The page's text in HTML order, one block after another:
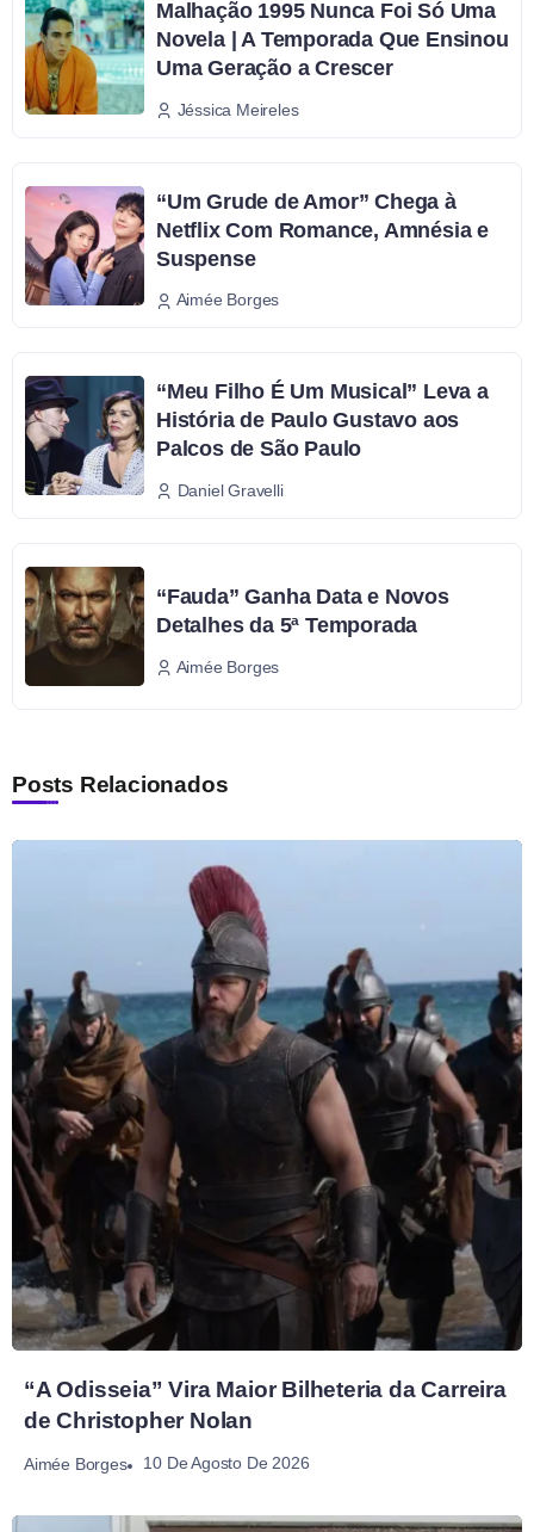
Malhação 1995 Nunca Foi Só Uma
Novela | A Temporada Que Ensinou
Uma Geração a Crescer
Jéssica Meireles
“Um Grude de Amor” Chega à
Netflix Com Romance, Amnésia e
Suspense
Aimée Borges
“Meu Filho É Um Musical” Leva a
História de Paulo Gustavo aos
Palcos de São Paulo
Daniel Gravelli
“Fauda” Ganha Data e Novos
Detalhes da 5ª Temporada
Aimée Borges
Posts Relacionados
“A Odisseia” Vira Maior Bilheteria da Carreira
de Christopher Nolan
Aimée Borges 10 De Agosto De 2026